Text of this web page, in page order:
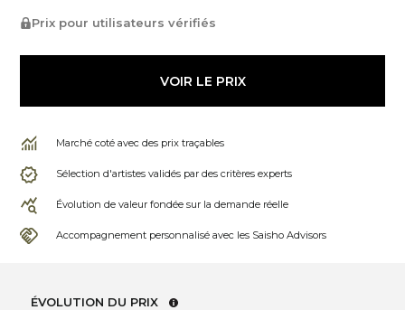
Prix pour utilisateurs vérifiés
VOIR LE PRIX
Marché coté avec des prix traçables
Sélection d'artistes validés par des critères experts
Évolution de valeur fondée sur la demande réelle
Accompagnement personnalisé avec les Saisho Advisors
ÉVOLUTION DU PRIX